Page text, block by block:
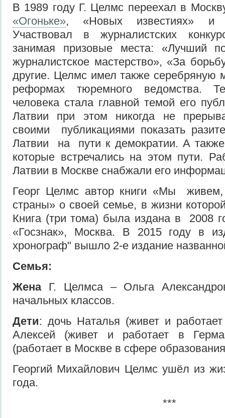
В 1989 году Г. Целмс переехал в
«Огоньке», «Новых известиях» и
Участвовал в журналистских
занимая призовые места: «Лучший
журналистское мастерство», «За
другие. Целмс имел также серебряную
реформах тюремного ведомства.
человека стала главной темой его
Латвии при этом никогда не
своими публикациями показать
Латвии на пути к демократии. А
которые встречались на этом пути.
Латвии в Москве снабжали его
Георг Целмс автор книги «Мы
страны» о своей семье, в жизни
Книга (три тома) была издана в 2008
«Госзнак», Москва. В 2015 году в
хронограф" вышло 2-е издание
Семья:
ЖенаГ. Целмса – Ольга
начальных классов.
Дети: дочь Наталья (живет и
Алексей (живет и работает в
(работает в Москве в сфере
Георгий Михайлович Целмс ушёл из
года.
***